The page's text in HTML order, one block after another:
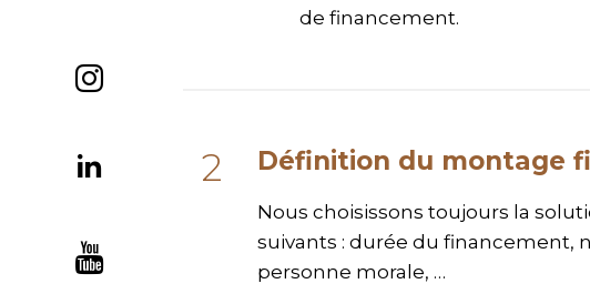
de financement.
Définition du montage
Nous choisissons toujours la
suivants : durée du financement,
personne morale, …